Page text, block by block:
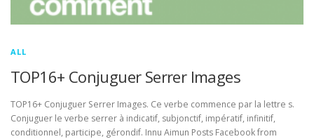
ALL
TOP16+ Conjuguer Serrer Images
TOP16+ Conjuguer Serrer Images. Ce verbe commence par la lettre s.
Conjuguer le verbe serrer à indicatif, subjonctif, impératif, infinitif,
conditionnel, participe, gérondif. Innu Aimun Posts Facebook from